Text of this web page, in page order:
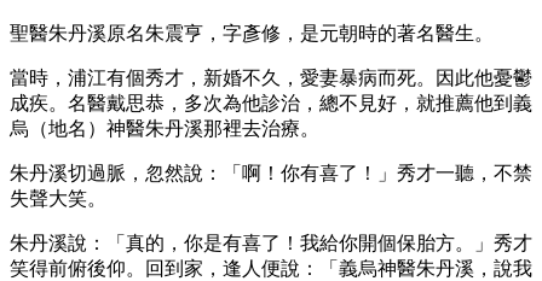
聖醫朱丹溪原名朱震亨，字彥修，是元朝時的著名醫生。
當時，浦江有個秀才，新婚不久，愛妻暴病而死。因此他憂鬱
成疾。名醫戴思恭，多次為他診治，總不見好，就推薦他到義
烏（地名）神醫朱丹溪那裡去治療。
朱丹溪切過脈，忽然說：「啊！你有喜了！」秀才一聽，不禁
失聲大笑。
朱丹溪說：「真的，你是有喜了！我給你開個保胎方。」秀才
笑得前俯後仰。回到家，逢人便說：「義烏神醫朱丹溪，說我